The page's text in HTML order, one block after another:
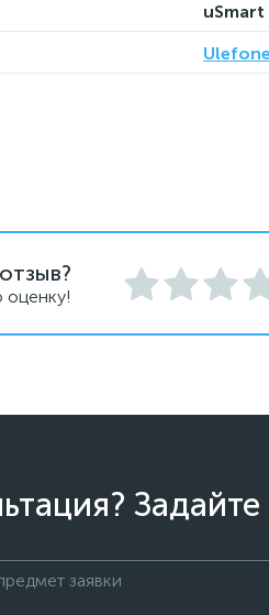
uSmart
Ulefone
оценку!